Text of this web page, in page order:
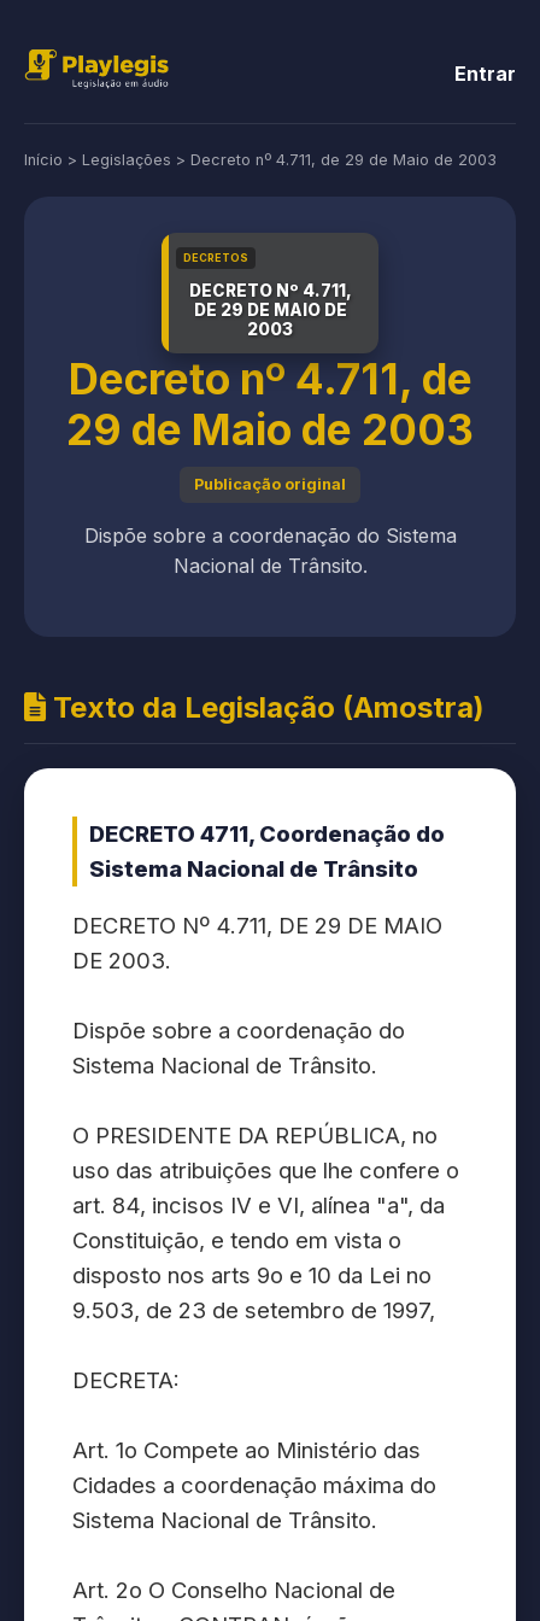
Entrar
Início > Legislações > Decreto nº 4.711, de 29 de Maio de 2003
DECRETOS
DECRETO Nº 4.711,
DE 29 DE MAIO DE
2003
Decreto nº 4.711, de
29 de Maio de 2003
Publicação original
Dispõe sobre a coordenação do Sistema
Nacional de Trânsito.
Texto da Legislação (Amostra)
DECRETO 4711, Coordenação do
Sistema Nacional de Trânsito
DECRETO Nº 4.711, DE 29 DE MAIO
DE 2003.
Dispõe sobre a coordenação do
Sistema Nacional de Trânsito.
O PRESIDENTE DA REPÚBLICA, no
uso das atribuições que lhe confere o
art. 84, incisos IV e VI, alínea "a", da
Constituição, e tendo em vista o
disposto nos arts 9o e 10 da Lei no
9.503, de 23 de setembro de 1997,
DECRETA:
Art. 1o Compete ao Ministério das
Cidades a coordenação máxima do
Sistema Nacional de Trânsito.
Art. 2o O Conselho Nacional de